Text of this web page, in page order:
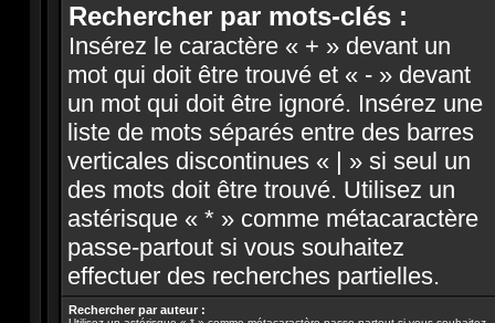
Rechercher par mots-clés :
Insérez le caractère « + » devant un
mot qui doit être trouvé et « - » devant
un mot qui doit être ignoré. Insérez une
liste de mots séparés entre des barres
verticales discontinues « | » si seul un
des mots doit être trouvé. Utilisez un
astérisque « * » comme métacaractère
passe-partout si vous souhaitez
effectuer des recherches partielles.
Rechercher par auteur :